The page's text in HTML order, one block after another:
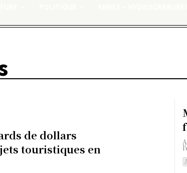
de dollars
touristiques en